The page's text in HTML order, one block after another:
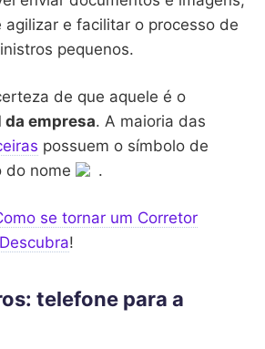
e facilitar o processo de
pequenos.
de que aquele é o
empresa. A maioria das
possuem o símbolo de
do nome
.
se tornar um Corretor
!
telefone para a